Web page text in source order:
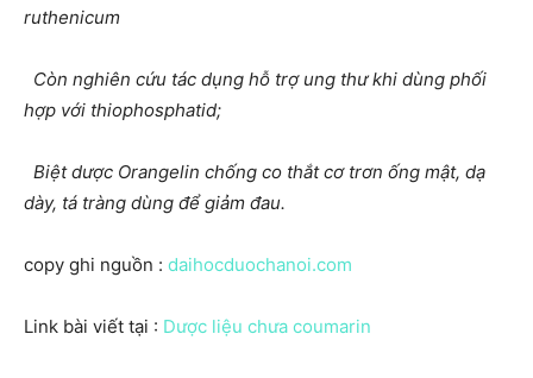
ruthenicum
Còn nghiên cứu tác dụng hỗ trợ ung thư khi dùng phối
hợp với thiophosphatid;
Biệt dược Orangelin chống co thắt cơ trơn ống mật, dạ
dày, tá tràng dùng để giảm đau.
copy ghi nguồn : daihocduochanoi.com
Link bài viết tại : Dược liệu chưa coumarin